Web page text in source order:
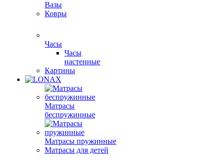
Вазы
Ковры
Часы
Часы
настенные
Картины
Матрасы
беспружинные
Матрасы пружинные
Матрасы для детей